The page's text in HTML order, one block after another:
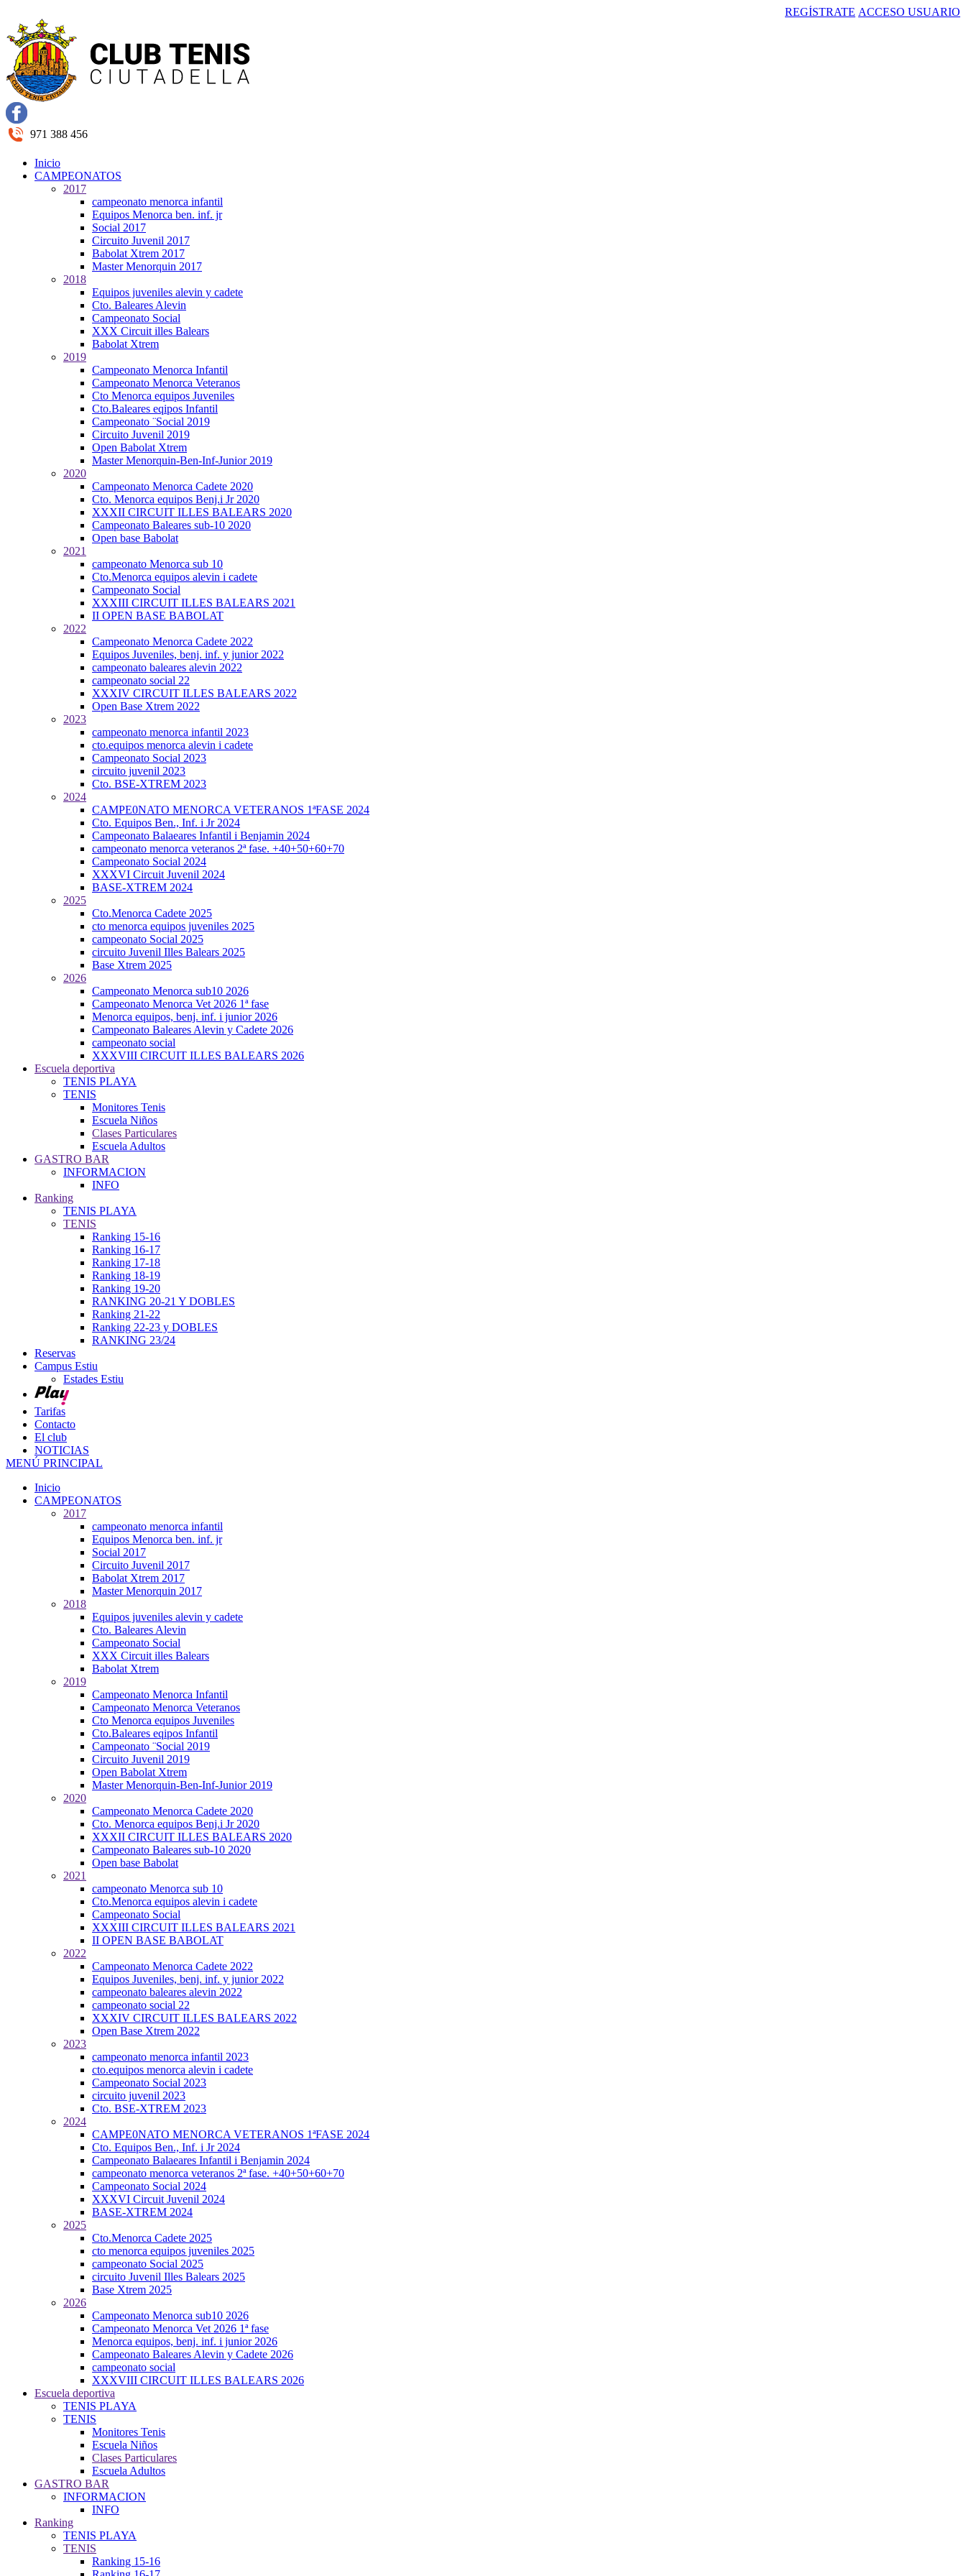
REGÍSTRATE ACCESO USUARIO
971 388 456
Inicio
CAMPEONATOS
2017
campeonato menorca infantil
Equipos Menorca ben. inf. jr
Social 2017
Circuito Juvenil 2017
Babolat Xtrem 2017
Master Menorquin 2017
2018
Equipos juveniles alevin y cadete
Cto. Baleares Alevin
Campeonato Social
XXX Circuit illes Balears
Babolat Xtrem
2019
Campeonato Menorca Infantil
Campeonato Menorca Veteranos
Cto Menorca equipos Juveniles
Cto.Baleares eqipos Infantil
Campeonato ¨Social 2019
Circuito Juvenil 2019
Open Babolat Xtrem
Master Menorquin-Ben-Inf-Junior 2019
2020
Campeonato Menorca Cadete 2020
Cto. Menorca equipos Benj.i Jr 2020
XXXII CIRCUIT ILLES BALEARS 2020
Campeonato Baleares sub-10 2020
Open base Babolat
2021
campeonato Menorca sub 10
Cto.Menorca equipos alevin i cadete
Campeonato Social
XXXIII CIRCUIT ILLES BALEARS 2021
II OPEN BASE BABOLAT
2022
Campeonato Menorca Cadete 2022
Equipos Juveniles, benj. inf. y junior 2022
campeonato baleares alevin 2022
campeonato social 22
XXXIV CIRCUIT ILLES BALEARS 2022
Open Base Xtrem 2022
2023
campeonato menorca infantil 2023
cto.equipos menorca alevin i cadete
Campeonato Social 2023
circuito juvenil 2023
Cto. BSE-XTREM 2023
2024
CAMPE0NATO MENORCA VETERANOS 1ªFASE 2024
Cto. Equipos Ben., Inf. i Jr 2024
Campeonato Balaeares Infantil i Benjamin 2024
campeonato menorca veteranos 2ª fase. +40+50+60+70
Campeonato Social 2024
XXXVI Circuit Juvenil 2024
BASE-XTREM 2024
2025
Cto.Menorca Cadete 2025
cto menorca equipos juveniles 2025
campeonato Social 2025
circuito Juvenil Illes Balears 2025
Base Xtrem 2025
2026
Campeonato Menorca sub10 2026
Campeonato Menorca Vet 2026 1ª fase
Menorca equipos, benj. inf. i junior 2026
Campeonato Baleares Alevin y Cadete 2026
campeonato social
XXXVIII CIRCUIT ILLES BALEARS 2026
Escuela deportiva
TENIS PLAYA
TENIS
Monitores Tenis
Escuela Niños
Clases Particulares
Escuela Adultos
GASTRO BAR
INFORMACION
INFO
Ranking
TENIS PLAYA
TENIS
Ranking 15-16
Ranking 16-17
Ranking 17-18
Ranking 18-19
Ranking 19-20
RANKING 20-21 Y DOBLES
Ranking 21-22
Ranking 22-23 y DOBLES
RANKING 23/24
Reservas
Campus Estiu
Estades Estiu
Tarifas
Contacto
El club
NOTICIAS
MENÚ PRINCIPAL
Inicio
CAMPEONATOS
2017
campeonato menorca infantil
Equipos Menorca ben. inf. jr
Social 2017
Circuito Juvenil 2017
Babolat Xtrem 2017
Master Menorquin 2017
2018
Equipos juveniles alevin y cadete
Cto. Baleares Alevin
Campeonato Social
XXX Circuit illes Balears
Babolat Xtrem
2019
Campeonato Menorca Infantil
Campeonato Menorca Veteranos
Cto Menorca equipos Juveniles
Cto.Baleares eqipos Infantil
Campeonato ¨Social 2019
Circuito Juvenil 2019
Open Babolat Xtrem
Master Menorquin-Ben-Inf-Junior 2019
2020
Campeonato Menorca Cadete 2020
Cto. Menorca equipos Benj.i Jr 2020
XXXII CIRCUIT ILLES BALEARS 2020
Campeonato Baleares sub-10 2020
Open base Babolat
2021
campeonato Menorca sub 10
Cto.Menorca equipos alevin i cadete
Campeonato Social
XXXIII CIRCUIT ILLES BALEARS 2021
II OPEN BASE BABOLAT
2022
Campeonato Menorca Cadete 2022
Equipos Juveniles, benj. inf. y junior 2022
campeonato baleares alevin 2022
campeonato social 22
XXXIV CIRCUIT ILLES BALEARS 2022
Open Base Xtrem 2022
2023
campeonato menorca infantil 2023
cto.equipos menorca alevin i cadete
Campeonato Social 2023
circuito juvenil 2023
Cto. BSE-XTREM 2023
2024
CAMPE0NATO MENORCA VETERANOS 1ªFASE 2024
Cto. Equipos Ben., Inf. i Jr 2024
Campeonato Balaeares Infantil i Benjamin 2024
campeonato menorca veteranos 2ª fase. +40+50+60+70
Campeonato Social 2024
XXXVI Circuit Juvenil 2024
BASE-XTREM 2024
2025
Cto.Menorca Cadete 2025
cto menorca equipos juveniles 2025
campeonato Social 2025
circuito Juvenil Illes Balears 2025
Base Xtrem 2025
2026
Campeonato Menorca sub10 2026
Campeonato Menorca Vet 2026 1ª fase
Menorca equipos, benj. inf. i junior 2026
Campeonato Baleares Alevin y Cadete 2026
campeonato social
XXXVIII CIRCUIT ILLES BALEARS 2026
Escuela deportiva
TENIS PLAYA
TENIS
Monitores Tenis
Escuela Niños
Clases Particulares
Escuela Adultos
GASTRO BAR
INFORMACION
INFO
Ranking
TENIS PLAYA
TENIS
Ranking 15-16